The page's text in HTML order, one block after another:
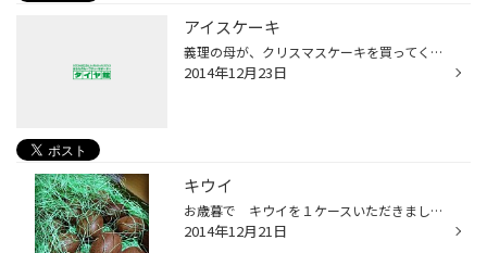
アイスケーキ
義理の母が、クリスマスケーキを買ってくれるとのこと。 「何ケーキがいいの？」と聞かれて 旦那さんが好きな「アイスケーキ」をお願いすることになりました。 私はアイスケーキにピンと来ません。 みなさんご存知ですか？？ クリスマスにもらって食べる予定なので 後日ＵＰしますね～♪ .
2014年12月23日
キウイ
お歳暮で キウイを１ケースいただきました。 お歳暮の品と言えば、ハムとかビールとか さつま揚げとか定番は沢山あると思いますが 大量のキウイは予想外で嬉しかったです！ 1.そのまま食べる 2.ヨーグルトと食べる 3.ジャムにする 4.リキュールに漬けてフルーツ酒を作る 何でもできますね☆ .
2014年12月21日